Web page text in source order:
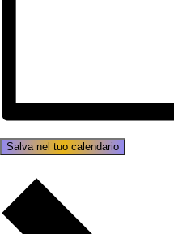
Salva nel tuo calendario